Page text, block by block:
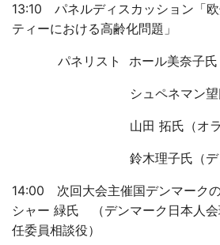
13:10 パネルディスカッション「
ティーにおける高齢化問題」
パネリスト ホール美奈子氏（
シュペネマン望氏（ド
山田 拓氏（オランダ
鈴木理子氏（デンマ
14:00 次回大会主催国デンマーク
シャー 緑氏 （デンマーク日本人
任委員相談役）